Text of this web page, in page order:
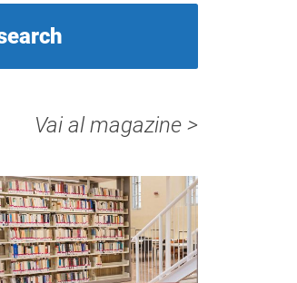
Vai al magazine >